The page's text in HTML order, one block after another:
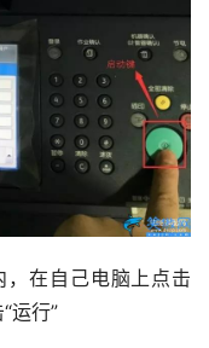
，在自己电脑上点击
运行”